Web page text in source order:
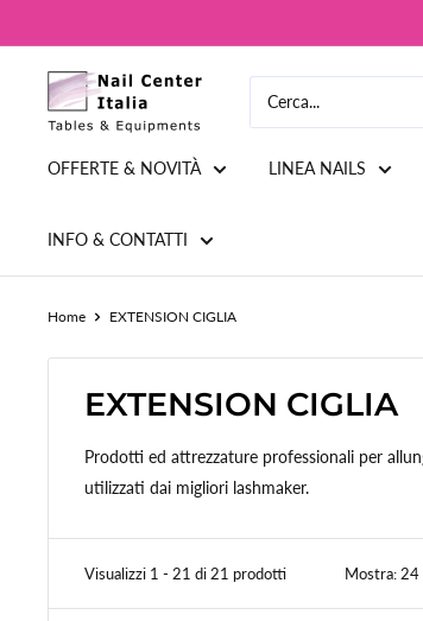
al
contenuto
Snc
Nail
OFFERTE & NOVITÀ LINEA NAILS
INFO & CONTATTI
Home EXTENSION CIGLIA
EXTENSION CIGLIA
Prodotti ed attrezzature professionali per
utilizzati dai migliori lashmaker.
Visualizzi 1 - 21 di 21 prodotti Mostra: 24